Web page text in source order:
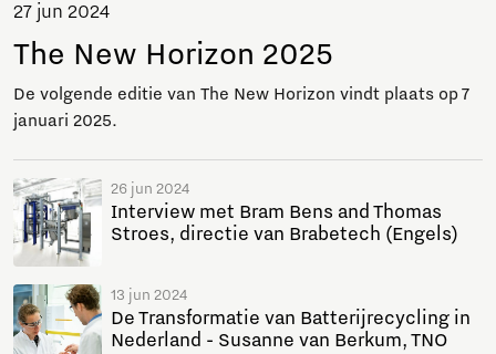
27 jun 2024
The New Horizon 2025
De volgende editie van The New Horizon vindt plaats op 7
januari 2025.
26 jun 2024
Interview met Bram Bens and Thomas
Stroes, directie van Brabetech (Engels)
13 jun 2024
De Transformatie van Batterijrecycling in
Nederland - Susanne van Berkum, TNO